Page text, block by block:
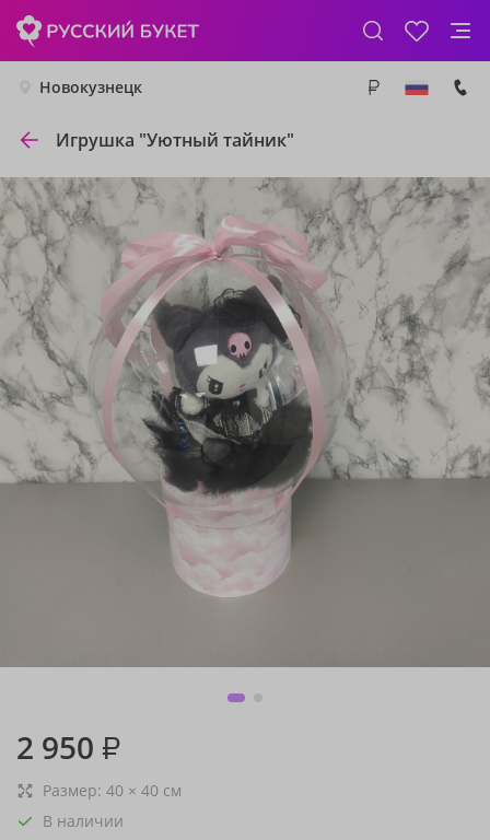
Новокузнецк
Игрушка "Уютный тайник"
2 950 ₽
Размер: 40 × 40 см
В наличии